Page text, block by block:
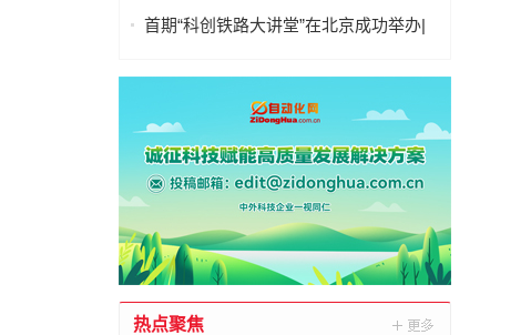
行业科学技术奖拟授奖公示
首期“科创铁路大讲堂”在北京成功举办|
人工智能驱动新一代技术变革》主题讲
热点聚焦